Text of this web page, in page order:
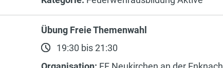
Übung Freie Themenwahl
19:30 bis 21:30